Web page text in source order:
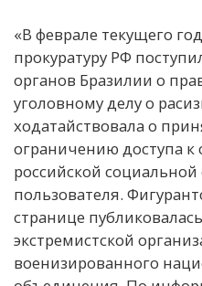
«В феврале текущего
прокуратуру РФ
органов Бразилии о
уголовному делу о
ходатайствовала о
ограничению доступа к
российской социальной
пользователя.
странице
экстремистской
военизированного